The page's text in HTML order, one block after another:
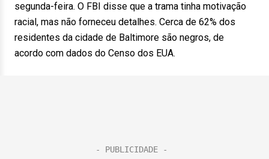
segunda-feira. O FBI disse que a trama tinha motivação
racial, mas não forneceu detalhes. Cerca de 62% dos
residentes da cidade de Baltimore são negros, de
acordo com dados do Censo dos EUA.